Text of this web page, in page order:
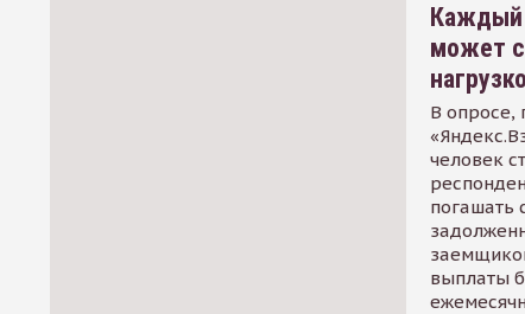
Каждый
может
В опросе,
человек
погашать
выплаты